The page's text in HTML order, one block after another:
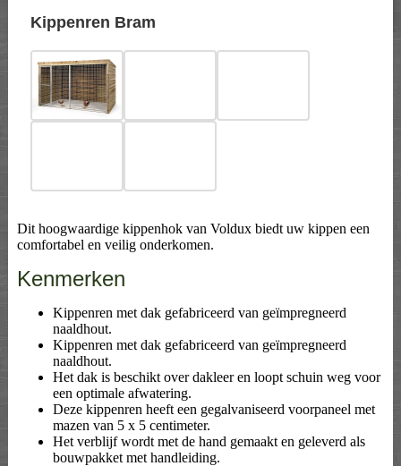
Kippenren Bram
Dit hoogwaardige kippenhok van Voldux biedt uw kippen een
comfortabel en veilig onderkomen.
Kenmerken
Kippenren met dak gefabriceerd van geïmpregneerd
naaldhout.
Kippenren met dak gefabriceerd van geïmpregneerd
naaldhout.
Het dak is beschikt over dakleer en loopt schuin weg voor
een optimale afwatering.
Deze kippenren heeft een gegalvaniseerd voorpaneel met
mazen van 5 x 5 centimeter.
Het verblijf wordt met de hand gemaakt en geleverd als
bouwpakket met handleiding.